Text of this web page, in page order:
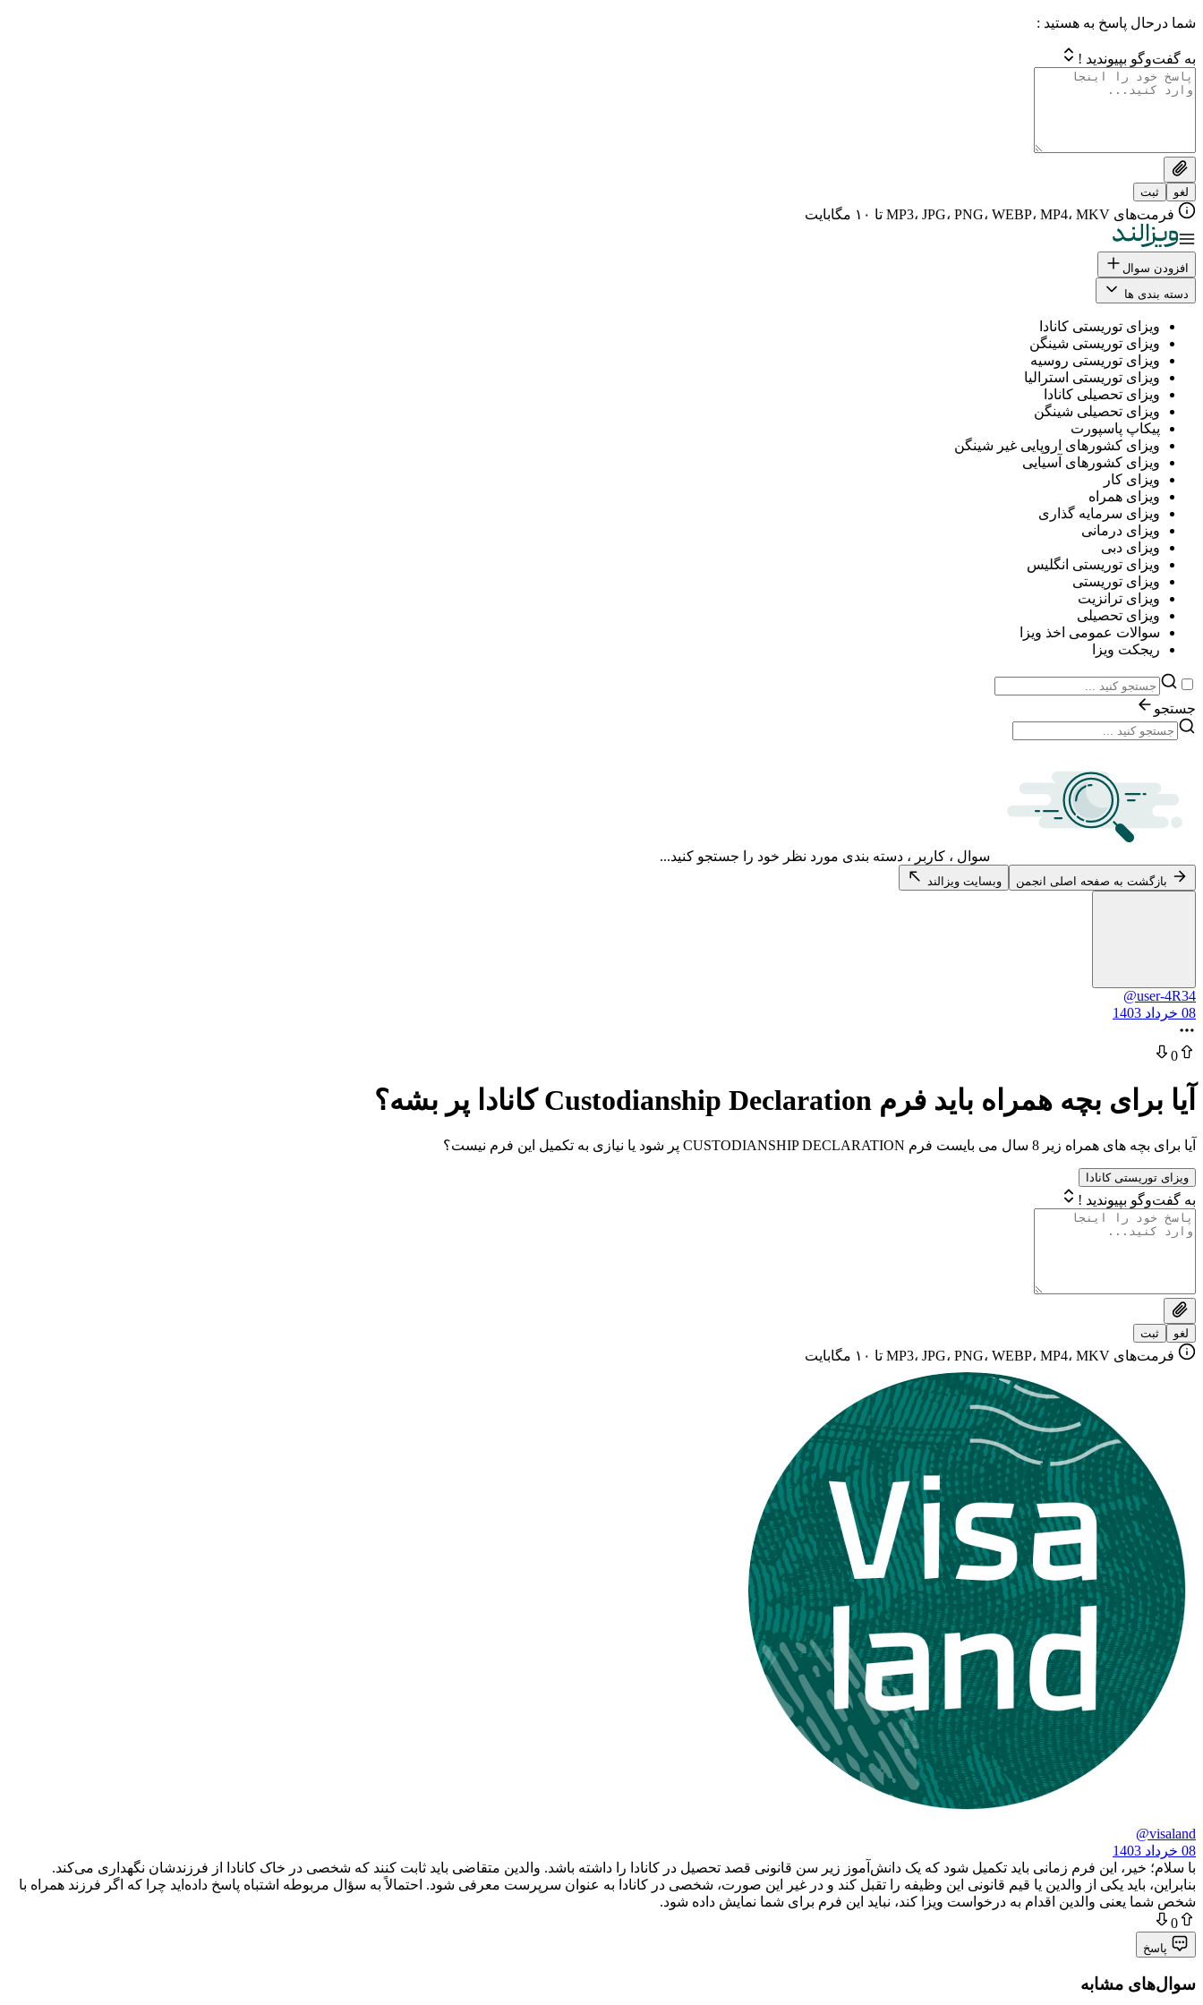
شما درحال پاسخ به هستید :
به گفت‌وگو بپیوندید !
لغو ثبت
فرمت‌های MP3، JPG، PNG، WEBP، MP4، MKV تا ۱۰ مگابایت
افزودن سوال
دسته بندی ها
ویزای توریستی کانادا
ویزای توریستی شینگن
ویزای توریستی روسیه
ویزای توریستی استرالیا
ویزای تحصیلی کانادا
ویزای تحصیلی شینگن
پیکاپ پاسپورت
ویزای کشورهای اروپایی غیر شینگن
ویزای کشورهای آسیایی
ویزای کار
ویزای همراه
ویزای سرمایه گذاری
ویزای درمانی
ویزای دبی
ویزای توریستی انگلیس
ویزای توریستی
ویزای ترانزیت
ویزای تحصیلی
سوالات عمومی اخذ ویزا
ریجکت ویزا
جستجو
سوال ، کاربر ، دسته بندی مورد نظر خود را جستجو کنید...
بازگشت به صفحه اصلی انجمن وبسایت ویزالند
@user-4R34
08 خرداد 1403
0
آیا برای بچه همراه باید فرم Custodianship Declaration کانادا پر بشه؟
آیا برای بچه های همراه زیر 8 سال می بایست فرم CUSTODIANSHIP DECLARATION پر شود یا نیازی به تکمیل این فرم نیست؟
ویزای توریستی کانادا
به گفت‌وگو بپیوندید !
لغو ثبت
فرمت‌های MP3، JPG، PNG، WEBP، MP4، MKV تا ۱۰ مگابایت
@visaland
08 خرداد 1403
با سلام؛ خیر، این فرم زمانی باید تکمیل شود که یک دانش‌آموز زیر سن قانونی قصد تحصیل در کانادا را داشته باشد. والدین متقاضی باید ثابت کنند که شخصی در خاک کانادا از فرزندشان نگهداری می‌کند.
بنابراین، باید یکی از والدین یا قیم قانونی این وظیفه را تقبل کند و در غیر این صورت، شخصی در کانادا به عنوان سرپرست معرفی شود. احتمالاً به سؤال مربوطه اشتباه پاسخ داده‌اید چرا که اگر فرزند همراه با
شخص شما یعنی والدین اقدام به درخواست ویزا کند، نباید این فرم برای شما نمایش داده شود.
0
پاسخ
سوال‌های مشابه